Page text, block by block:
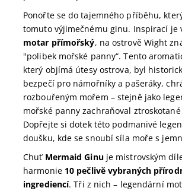
Ponořte se do tajemného příběhu,
tomuto výjimečnému ginu. Inspirací je
motar přímořský, na ostrově Wight
"polibek mořské panny“. Tento
který objímá útesy ostrova, byl
bezpečí pro námořníky a pašeráky,
rozbouřeným mořem – stejně jako
mořské panny zachraňoval
Dopřejte si dotek této podmanivé
doušku, kde se snoubí síla moře s
Chuť Mermaid Ginuje mistrovským
harmonie 10 pečlivě vybraných
ingrediencí. Tři z nich – legendární